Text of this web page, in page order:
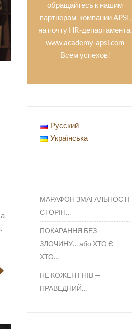
обращайтесь к нашим
партнерам компании APSI,
на почту HR-департамента.
www.academy-apsi.com
Всем успехов!
Русский
Українська
МАРАФОН ЗМАГАЛЬНОСТІ
СТОРІН…
ПОКАРАННЯ БЕЗ
ЗЛОЧИНУ… або ХТО Є
ХТО…
НЕ КОЖЕН ГНІВ —
ПРАВЕДНИЙ…